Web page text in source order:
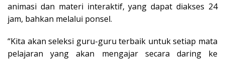
animasi dan materi interaktif, yang dapat diakses 24
jam, bahkan melalui ponsel.
“Kita akan seleksi guru-guru terbaik untuk setiap mata
pelajaran yang akan mengajar secara daring ke